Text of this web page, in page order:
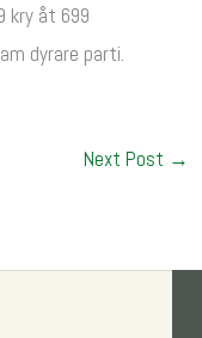
kry åt 699
dyrare parti.
Next Post →